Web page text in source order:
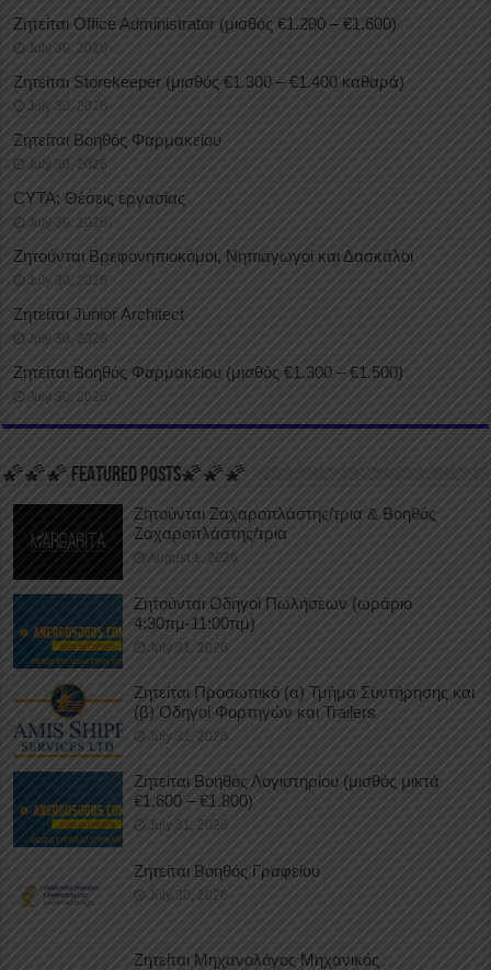
Ζητείται Office Administrator (μισθός €1.200 – €1.600)
July 30, 2026
Ζητείται Storekeeper (μισθός €1.300 – €1.400 καθαρά)
July 30, 2026
Ζητείται Βοηθός Φαρμακείου
July 30, 2026
CYTA: Θέσεις εργασίας
July 30, 2026
Ζητούνται Βρεφονηπιοκόμοι, Νηπιαγωγοί και Δασκάλοι
July 30, 2026
Ζητείται Junior Architect
July 30, 2026
Ζητείται Βοηθός Φαρμακείου (μισθός €1.300 – €1.500)
July 30, 2026
🌠🌠🌠 FEATURED POSTS🌠🌠🌠
Ζητούνται Ζαχαροπλάστης/τρια & Βοηθός
Ζαχαροπλάστης/τρια
August 1, 2026
Ζητούνται Οδηγοί Πωλήσεων (ωράριο
4:30πμ-11:00πμ)
July 31, 2026
Ζητείται Προσωπικό (α) Τμήμα Συντήρησης και
(β) Οδηγοί Φορτηγών και Trailers
July 31, 2026
Ζητείται Βοηθός Λογιστηρίου (μισθός μικτά
€1.600 – €1.800)
July 31, 2026
Ζητείται Βοηθός Γραφείου
July 30, 2026
Ζητείται Μηχανολόγος Μηχανικός